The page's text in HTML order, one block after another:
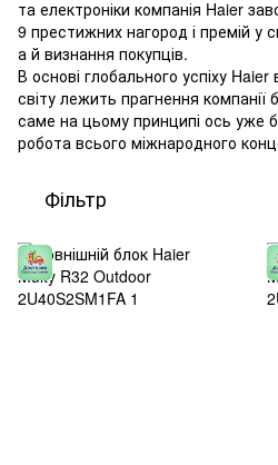
та електроніки компанія Haier
9 престижних нагород і премій у
а й визнання покупців.
В основі глобального успіху Haier
світу лежить прагнення компанії
саме на цьому принципі ось уже
робота всього міжнародного
Фільтр